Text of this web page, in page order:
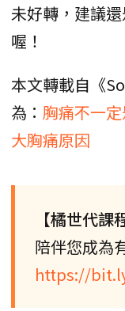
未好轉，建議
喔！
本文轉載自《
為： 胸痛不一
大胸痛原因
【橘世代課
陪伴您成為
https://